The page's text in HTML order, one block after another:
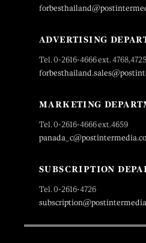
ADVERTISING
Tel. 0-2616-4666 ext. 4768,4725
MARKETING
Tel. 0-2616-4666 ext.4659
SUBSCRIPTION
Tel. 0-2616-4726